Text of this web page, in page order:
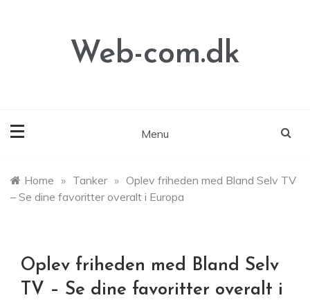
Web-com.dk
Menu
Home » Tanker » Oplev friheden med Bland Selv TV
– Se dine favoritter overalt i Europa
Oplev friheden med Bland Selv
TV – Se dine favoritter overalt i